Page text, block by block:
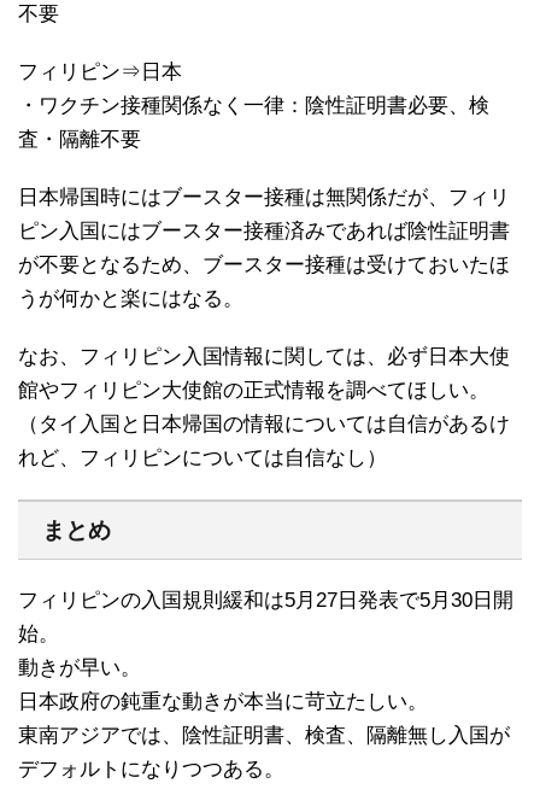
不要
フィリピン⇒日本
・ワクチン接種関係なく一律：陰性証明書必要、検
査・隔離不要
日本帰国時にはブースター接種は無関係だが、フィリ
ピン入国にはブースター接種済みであれば陰性証明書
が不要となるため、ブースター接種は受けておいたほ
うが何かと楽にはなる。
なお、フィリピン入国情報に関しては、必ず日本大使
館やフィリピン大使館の正式情報を調べてほしい。
（タイ入国と日本帰国の情報については自信があるけ
れど、フィリピンについては自信なし）
まとめ
フィリピンの入国規則緩和は5月27日発表で5月30日開
始。
動きが早い。
日本政府の鈍重な動きが本当に苛立たしい。
東南アジアでは、陰性証明書、検査、隔離無し入国が
デフォルトになりつつある。